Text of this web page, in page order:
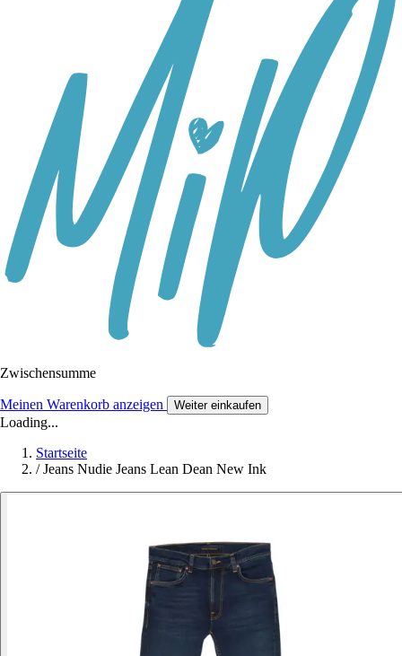
Zwischensumme
Meinen Warenkorb anzeigen Weiter einkaufen
Loading...
Startseite
/ Jeans Nudie Jeans Lean Dean New Ink